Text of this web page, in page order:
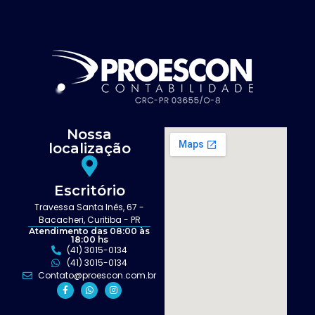
Nossa
localização
Escritório
Travessa Santa Inês, 67 -
Bacacheri, Curitiba - PR
Atendimento das 08:00 às
18:00 hs
(41) 3015-0134
(41) 3015-0134
Contato@proescon.com.br